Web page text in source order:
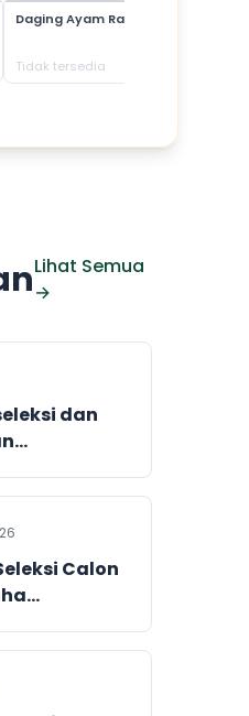
Daging Ayam Ras
Tidak tersedia
Lihat Semua
→
dan
Calon